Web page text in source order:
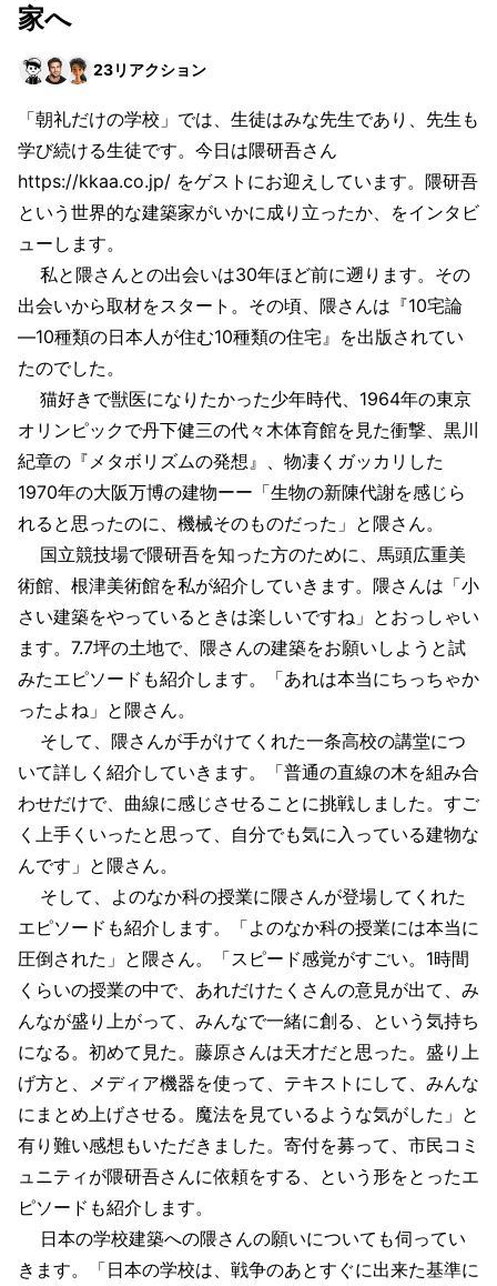
家へ
23リアクション
「朝礼だけの学校」では、生徒はみな先生であり、先生も
学び続ける生徒です。今日は隈研吾さん
https://kkaa.co.jp/ をゲストにお迎えしています。隈研吾
という世界的な建築家がいかに成り立ったか、をインタビ
ューします。
私と隈さんとの出会いは30年ほど前に遡ります。その
出会いから取材をスタート。その頃、隈さんは『10宅論
―10種類の日本人が住む10種類の住宅』を出版されてい
たのでした。
猫好きで獣医になりたかった少年時代、1964年の東京
オリンピックで丹下健三の代々木体育館を見た衝撃、黒川
紀章の『メタボリズムの発想』、物凄くガッカリした
1970年の大阪万博の建物ーー「生物の新陳代謝を感じら
れると思ったのに、機械そのものだった」と隈さん。
国立競技場で隈研吾を知った方のために、馬頭広重美
術館、根津美術館を私が紹介していきます。隈さんは「小
さい建築をやっているときは楽しいですね」とおっしゃい
ます。7.7坪の土地で、隈さんの建築をお願いしようと試
みたエピソードも紹介します。「あれは本当にちっちゃか
ったよね」と隈さん。
そして、隈さんが手がけてくれた一条高校の講堂につ
いて詳しく紹介していきます。「普通の直線の木を組み合
わせだけで、曲線に感じさせることに挑戦しました。すご
く上手くいったと思って、自分でも気に入っている建物な
んです」と隈さん。
そして、よのなか科の授業に隈さんが登場してくれた
エピソードも紹介します。「よのなか科の授業には本当に
圧倒された」と隈さん。「スピード感覚がすごい。1時間
くらいの授業の中で、あれだけたくさんの意見が出て、み
んなが盛り上がって、みんなで一緒に創る、という気持ち
になる。初めて見た。藤原さんは天才だと思った。盛り上
げ方と、メディア機器を使って、テキストにして、みんな
にまとめ上げさせる。魔法を見ているような気がした」と
有り難い感想もいただきました。寄付を募って、市民コミ
ュニティが隈研吾さんに依頼をする、という形をとったエ
ピソードも紹介します。
日本の学校建築への隈さんの願いについても伺ってい
きます。「日本の学校は、戦争のあとすぐに出来た基準に